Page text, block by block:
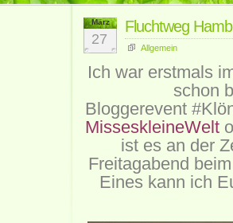
März
27
Fluchtweg
Allgemein
Ich war erstmals
schon
Bloggerevent
MisseskleineWelt
ist es an der
Freitagabend
Eines kann ich